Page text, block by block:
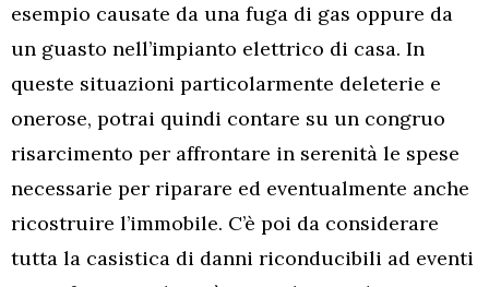
esempio causate da una fuga di gas oppure da
un guasto nell’impianto elettrico di casa. In
queste situazioni particolarmente deleterie e
onerose, potrai quindi contare su un congruo
risarcimento per affrontare in serenità le spese
necessarie per riparare ed eventualmente anche
ricostruire l’immobile. C’è poi da considerare
tutta la casistica di danni riconducibili ad eventi